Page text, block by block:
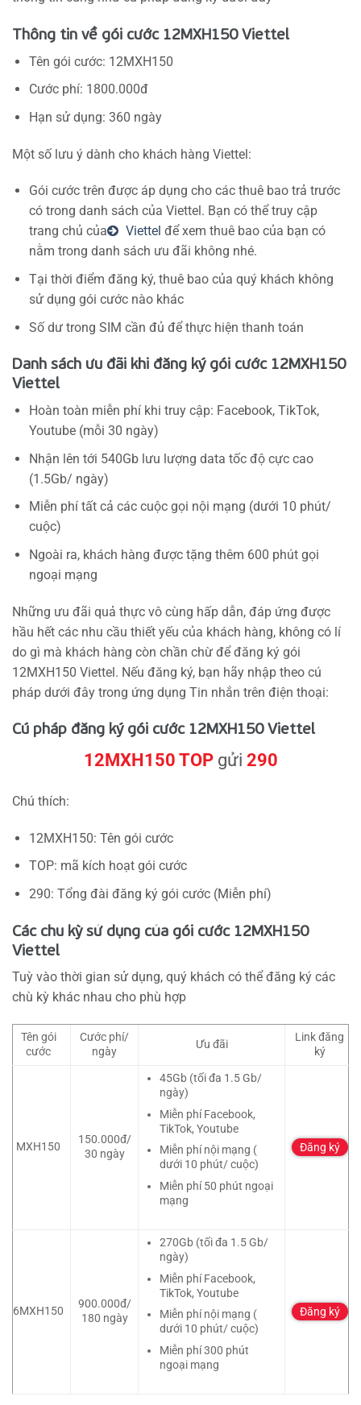
Thông tin về gói cước 12MXH150 Viettel
Tên gói cước: 12MXH150
Cước phí: 1800.000đ
Hạn sử dụng: 360 ngày
Một số lưu ý dành cho khách hàng Viettel:
Gói cước trên được áp dụng cho các thuê bao trả trước
có trong danh sách của Viettel. Bạn có thể truy cập
trang chủ của
Viettel để xem thuê bao của bạn có
nằm trong danh sách ưu đãi không nhé.
Tại thời điểm đăng ký, thuê bao của quý khách không
sử dụng gói cước nào khác
Số dư trong SIM cần đủ để thực hiện thanh toán
Danh sách ưu đãi khi đăng ký gói cước 12MXH150
Viettel
Hoàn toàn miễn phí khi truy cập: Facebook, TikTok,
Youtube (mỗi 30 ngày)
Nhận lên tới 540Gb lưu lượng data tốc độ cực cao
(1.5Gb/ ngày)
Miễn phí tất cả các cuộc gọi nội mạng (dưới 10 phút/
cuộc)
Ngoài ra, khách hàng được tặng thêm 600 phút gọi
ngoại mạng
Những ưu đãi quả thực vô cùng hấp dẫn, đáp ứng được
hầu hết các nhu cầu thiết yếu của khách hàng, không có lí
do gì mà khách hàng còn chần chừ để đăng ký gói
12MXH150 Viettel. Nếu đăng ký, bạn hãy nhập theo cú
pháp dưới đây trong ứng dụng Tin nhắn trên điện thoại:
Cú pháp đăng ký gói cước 12MXH150 Viettel
12MXH150 TOP gửi 290
Chú thích:
12MXH150: Tên gói cước
TOP: mã kích hoạt gói cước
290: Tổng đài đăng ký gói cước (Miễn phí)
Các chu kỳ sử dụng của gói cước 12MXH150
Viettel
Tuỳ vào thời gian sử dụng, quý khách có thể đăng ký các
chù kỳ khác nhau cho phù hợp
Tên gói
cước
Cước phí/
ngày
Ưu đãi
Link đăng
ký
MXH150
150.000đ/
30 ngày
45Gb (tối đa 1.5 Gb/
ngày)
Miễn phí Facebook,
TikTok, Youtube
Miễn phí nội mạng (
dưới 10 phút/ cuộc)
Miễn phí 50 phút ngoại
mạng
Đăng ký
6MXH150
900.000đ/
180 ngày
270Gb (tối đa 1.5 Gb/
ngày)
Miễn phí Facebook,
TikTok, Youtube
Miễn phí nội mạng (
dưới 10 phút/ cuộc)
Miễn phí 300 phút
ngoại mạng
Đăng ký